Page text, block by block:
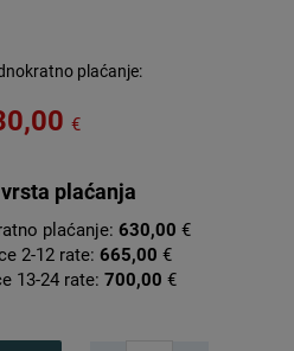
plaćanje:
€
plaćanja
plaćanje: 630,00 €
2-12 rate: 665,00 €
13-24 rate: 700,00 €